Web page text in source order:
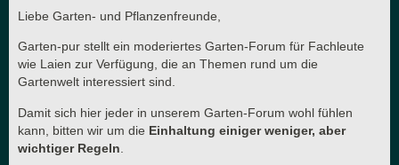
Liebe Garten- und Pflanzenfreunde,
Garten-pur stellt ein moderiertes Garten-Forum für Fachleute
wie Laien zur Verfügung, die an Themen rund um die
Gartenwelt interessiert sind.
Damit sich hier jeder in unserem Garten-Forum wohl fühlen
kann, bitten wir um die Einhaltung einiger weniger, aber
wichtiger Regeln